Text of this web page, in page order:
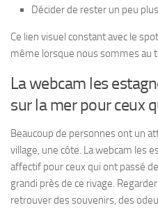
Décider de rester un peu
Ce lien visuel constant avec le
même lorsque nous sommes au
La webcam les
sur la mer pour ceux
Beaucoup de personnes ont un
village, une côte. La webcam les
affectif pour ceux qui ont passé
grandi près de ce rivage.
retrouver des souvenirs, des